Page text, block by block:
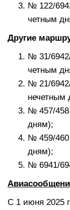
№ 122/
четным
Другие
№ 31/
четным
№ 21/
нечетным
№ 457/458
дням);
№ 459/460
дням);
№ 6941/
С 1 июня 2025